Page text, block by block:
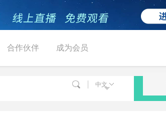
合作伙伴 成为会员
中文